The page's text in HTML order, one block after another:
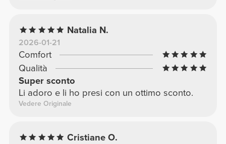
Natalia N.
2026-01-21
Comfort
Qualità
Super sconto
Li adoro e li ho presi con un ottimo sconto.
Vedere Originale
Cristiane O.